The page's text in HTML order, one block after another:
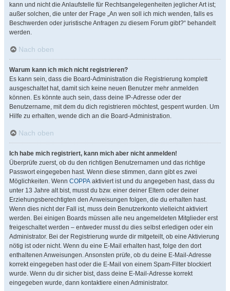
kann und nicht die Anlaufstelle für Rechtsangelegenheiten jeglicher Art ist;
außer solchen, die unter der Frage „An wen soll ich mich wenden, falls es
Beschwerden oder juristische Anfragen zu diesem Forum gibt?“ behandelt
werden.
Nach oben
Warum kann ich mich nicht registrieren?
Es kann sein, dass die Board-Administration die Registrierung komplett
ausgeschaltet hat, damit sich keine neuen Benutzer mehr anmelden
können. Es könnte auch sein, dass deine IP-Adresse oder der
Benutzername, mit dem du dich registrieren möchtest, gesperrt wurden. Um
Hilfe zu erhalten, wende dich an die Board-Administration.
Nach oben
Ich habe mich registriert, kann mich aber nicht anmelden!
Überprüfe zuerst, ob du den richtigen Benutzernamen und das richtige
Passwort eingegeben hast. Wenn diese stimmen, dann gibt es zwei
Möglichkeiten. Wenn COPPA aktiviert ist und du angegeben hast, dass du
unter 13 Jahre alt bist, musst du bzw. einer deiner Eltern oder deiner
Erziehungsberechtigten den Anweisungen folgen, die du erhalten hast.
Wenn dies nicht der Fall ist, muss dein Benutzerkonto vielleicht aktiviert
werden. Bei einigen Boards müssen alle neu angemeldeten Mitglieder erst
freigeschaltet werden – entweder musst du dies selbst erledigen oder ein
Administrator. Bei der Registrierung wurde dir mitgeteilt, ob eine Aktivierung
nötig ist oder nicht. Wenn du eine E-Mail erhalten hast, folge den dort
enthaltenen Anweisungen. Ansonsten prüfe, ob du deine E-Mail-Adresse
korrekt eingegeben hast oder die E-Mail von einem Spam-Filter blockiert
wurde. Wenn du dir sicher bist, dass deine E-Mail-Adresse korrekt
eingegeben wurde, dann kontaktiere einen Administrator.